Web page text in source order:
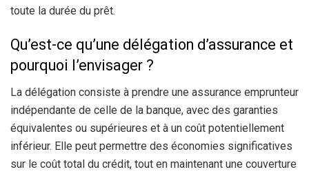
toute la durée du prêt.
Qu’est-ce qu’une délégation d’assurance et
pourquoi l’envisager ?
La délégation consiste à prendre une assurance emprunteur
indépendante de celle de la banque, avec des garanties
équivalentes ou supérieures et à un coût potentiellement
inférieur. Elle peut permettre des économies significatives
sur le coût total du crédit, tout en maintenant une couverture